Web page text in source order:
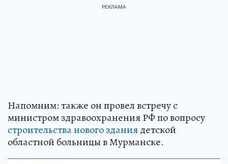
Напомним: также он провел встречу с
министром здравоохранения РФ по вопросу
строительства нового зданиядетской
областной больницы в Мурманске.